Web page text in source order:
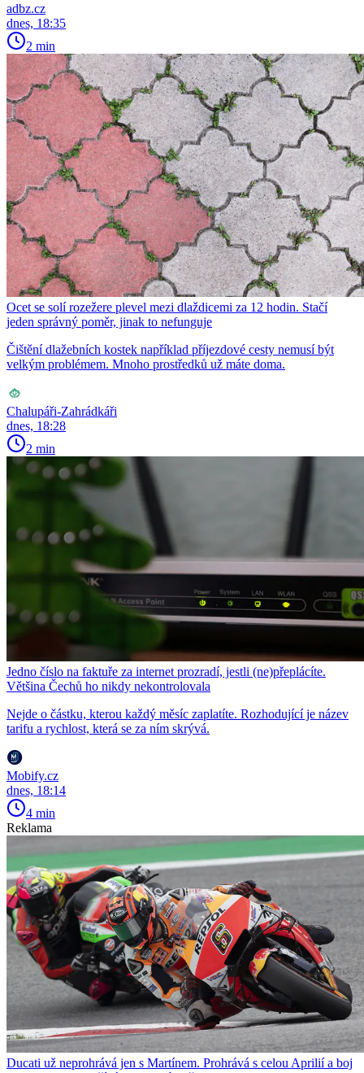
adbz.cz
dnes, 18:35
2 min
Ocet se solí rozežere plevel mezi dlaždicemi za 12 hodin. Stačí
jeden správný poměr, jinak to nefunguje
Čištění dlažebních kostek například příjezdové cesty nemusí být
velkým problémem. Mnoho prostředků už máte doma.
Chalupáři-Zahrádkáři
dnes, 18:28
2 min
Jedno číslo na faktuře za internet prozradí, jestli (ne)přeplácíte.
Většina Čechů ho nikdy nekontrolovala
Nejde o částku, kterou každý měsíc zaplatíte. Rozhodující je název
tarifu a rychlost, která se za ním skrývá.
Mobify.cz
dnes, 18:14
4 min
Reklama
Ducati už neprohrává jen s Martínem. Prohrává s celou Aprilií a boj